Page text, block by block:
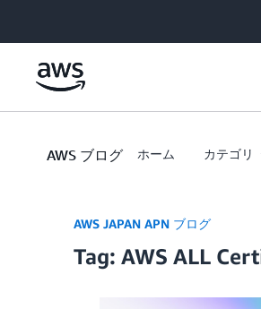
AWS ブログ ホーム カテゴリ
AWS JAPAN APN ブログ
Tag: AWS ALL